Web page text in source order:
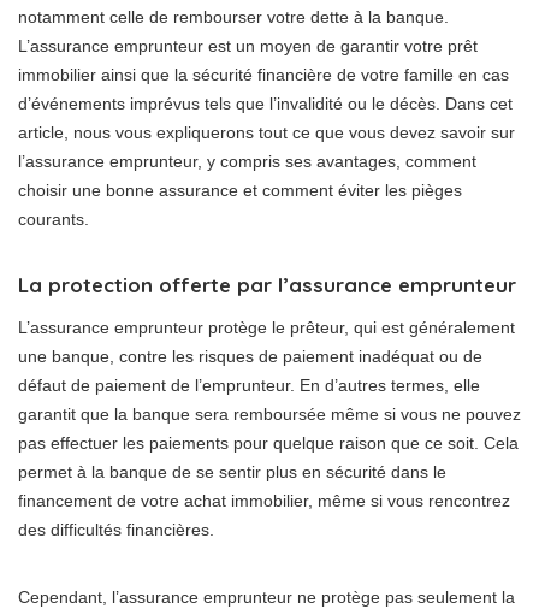
notamment celle de rembourser votre dette à la banque.
L’assurance emprunteur est un moyen de garantir votre prêt
immobilier ainsi que la sécurité financière de votre famille en cas
d’événements imprévus tels que l’invalidité ou le décès. Dans cet
article, nous vous expliquerons tout ce que vous devez savoir sur
l’assurance emprunteur, y compris ses avantages, comment
choisir une bonne assurance et comment éviter les pièges
courants.
La protection offerte par l’assurance emprunteur
L’assurance emprunteur protège le prêteur, qui est généralement
une banque, contre les risques de paiement inadéquat ou de
défaut de paiement de l’emprunteur. En d’autres termes, elle
garantit que la banque sera remboursée même si vous ne pouvez
pas effectuer les paiements pour quelque raison que ce soit. Cela
permet à la banque de se sentir plus en sécurité dans le
financement de votre achat immobilier, même si vous rencontrez
des difficultés financières.
Cependant, l’assurance emprunteur ne protège pas seulement la